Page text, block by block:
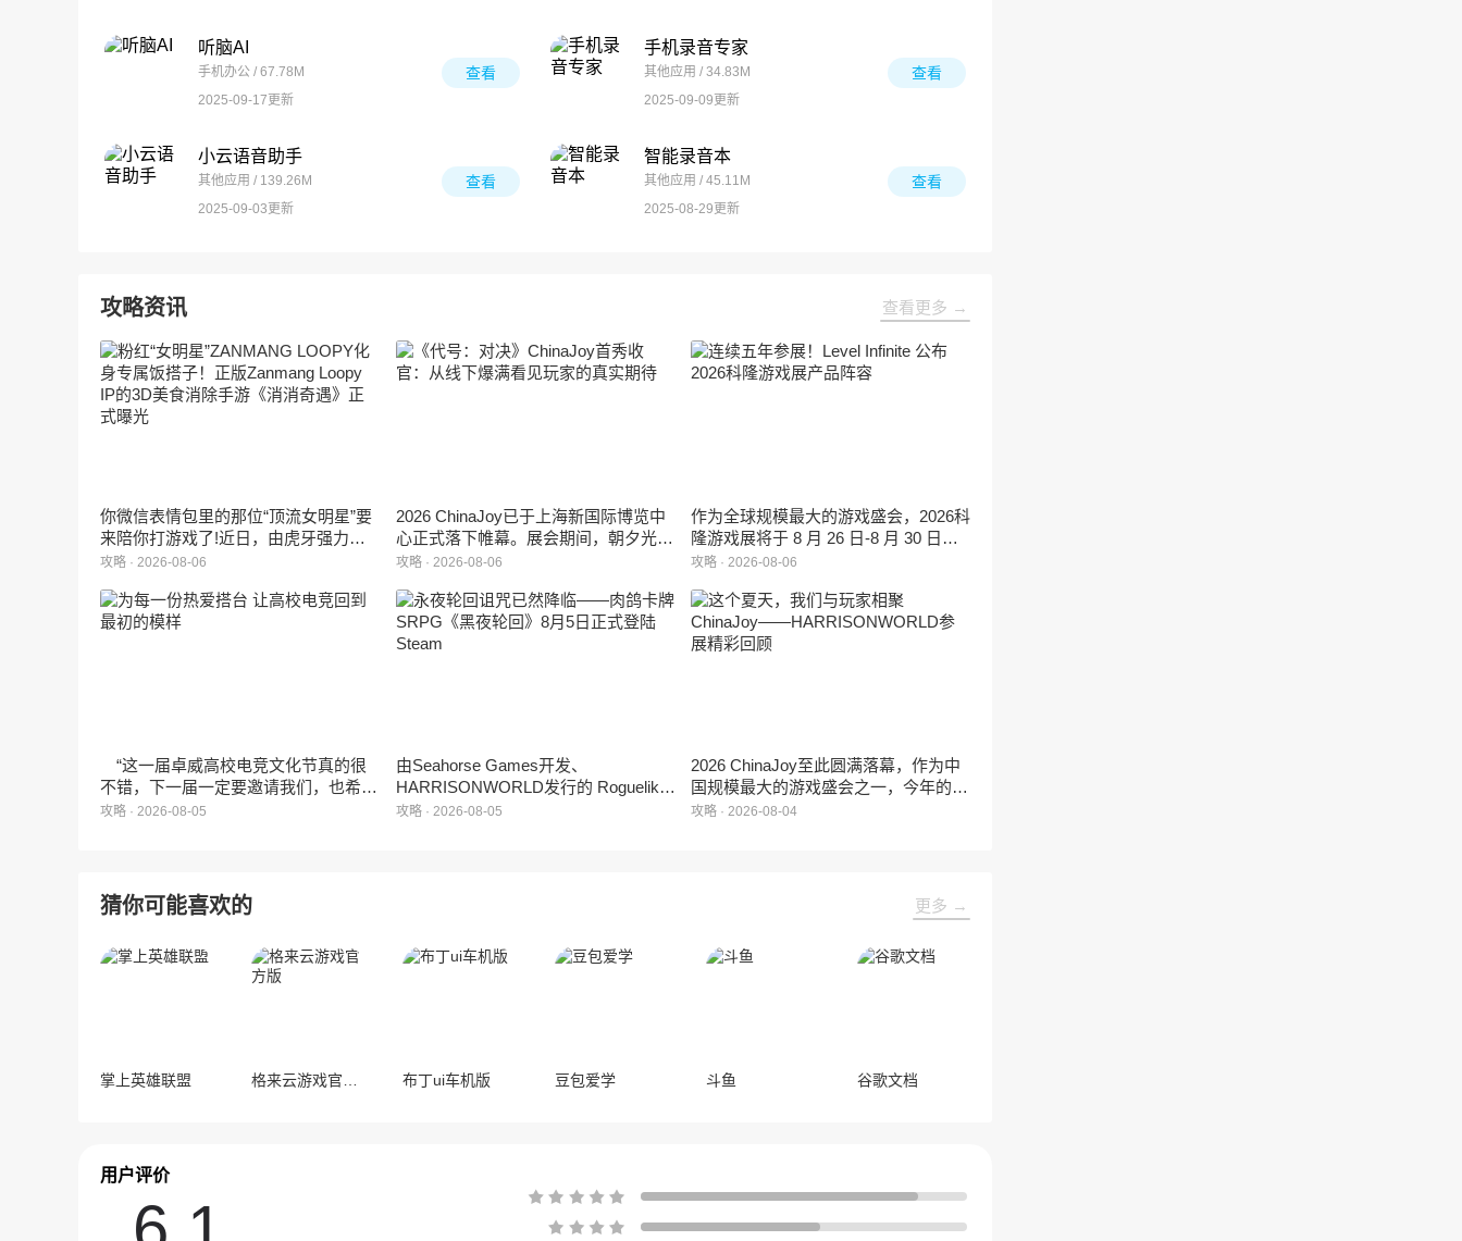
听脑AI
手机办公 / 67.78M
2025-09-17更新
查看
手机录音专家
其他应用 / 34.83M
2025-09-09更新
查看
小云语音助手
其他应用 / 139.26M
2025-09-03更新
查看
智能录音本
其他应用 / 45.11M
2025-08-29更新
查看
攻略资讯 查看更多 →
你微信表情包里的那位“顶流女明星”要
来陪你打游戏了!近日，由虎牙强力发
行、正版Zanmang Loopy(赞萌露比)IP
遇》正式曝光。这款产品巧妙融合了
3D立体消除、模拟经营与丰富的互动
攻略 · 2026-08-06
2026 ChinaJoy已于上海新国际博览中
心正式落下帷幕。展会期间，朝夕光年
旗下蓝海工作室自研的多英雄策略射击
相，并向玩家开放试玩。
攻略 · 2026-08-06
作为全球规模最大的游戏盛会，2026科
隆游戏展将于 8 月 26 日-8 月 30 日在
德国举行。日前，科隆游戏展官方宣
罄，这也是科隆游戏展办展史上首次出
现展位一席难求的情况。
攻略 · 2026-08-06
“这一届卓威高校电竞文化节真的很
不错，下一届一定要邀请我们，也希望
能给更多同学一个来到现场的机会。”
攻略 · 2026-08-05
由Seahorse Games开发、
HARRISONWORLD发行的 Roguelike
卡牌战棋游戏 《黑夜轮回》于2026年8
攻略 · 2026-08-05
2026 ChinaJoy至此圆满落幕，作为中
国规模最大的游戏盛会之一，今年的展
馆依旧汇聚了来自全球的游戏厂商、媒
流互动，共同度过了充满欢笑与惊喜的
攻略 · 2026-08-04
猜你可能喜欢的 更多 →
掌上英雄联盟 布丁ui车机版 豆包爱学 斗鱼 谷歌文档
用户评价